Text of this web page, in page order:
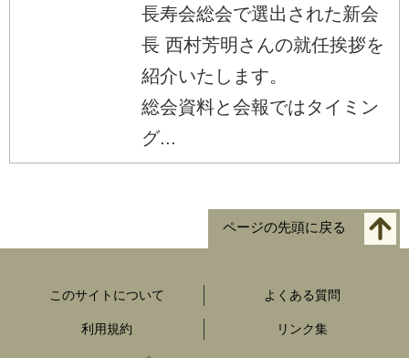
長寿会総会で選出された新会
長 西村芳明さんの就任挨拶を
紹介いたします。
総会資料と会報ではタイミン
グ...
ページの先頭に戻る
このサイトについて よくある質問
利用規約 リンク集